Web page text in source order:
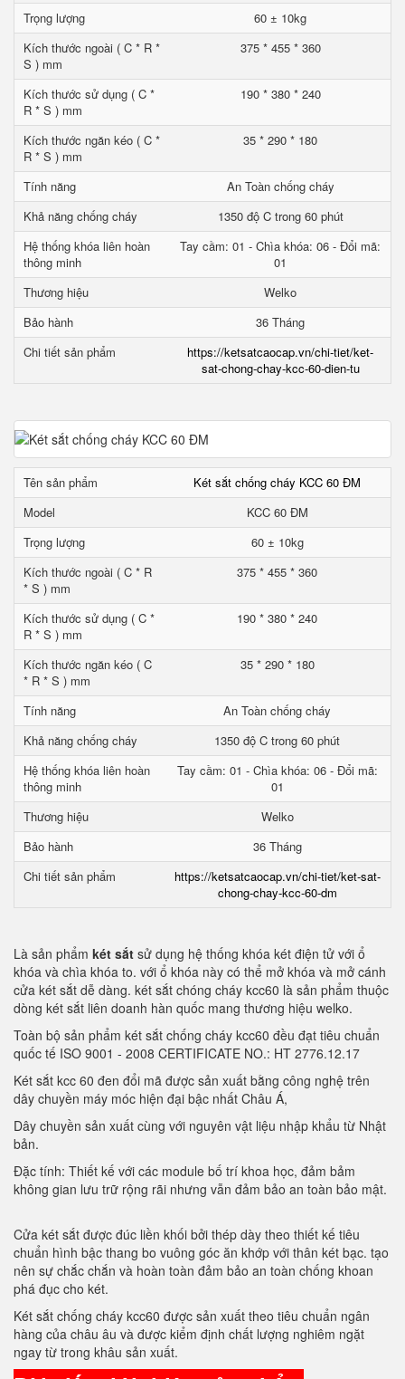
Trọng lượng
60 ± 10kg
Kích thước ngoài ( C * R *
S ) mm
375 * 455 * 360
Kích thước sử dụng ( C *
R * S ) mm
190 * 380 * 240
Kích thước ngăn kéo ( C *
R * S ) mm
35 * 290 * 180
Tính năng
An Toàn chống cháy
Khả năng chống cháy
1350 độ C trong 60 phút
Hệ thống khóa liên hoàn
thông minh
Tay cầm: 01 - Chìa khóa: 06 - Đổi mã:
01
Thương hiệu
Welko
Bảo hành
36 Tháng
Chi tiết sản phẩm
https://ketsatcaocap.vn/chi-tiet/ket-
sat-chong-chay-kcc-60-dien-tu
Tên sản phẩm
Két sắt chống cháy KCC 60 ĐM
Model
KCC 60 ĐM
Trọng lượng
60 ± 10kg
Kích thước ngoài ( C * R
* S ) mm
375 * 455 * 360
Kích thước sử dụng ( C *
R * S ) mm
190 * 380 * 240
Kích thước ngăn kéo ( C
* R * S ) mm
35 * 290 * 180
Tính năng
An Toàn chống cháy
Khả năng chống cháy
1350 độ C trong 60 phút
Hệ thống khóa liên hoàn
thông minh
Tay cầm: 01 - Chìa khóa: 06 - Đổi mã:
01
Thương hiệu
Welko
Bảo hành
36 Tháng
Chi tiết sản phẩm
https://ketsatcaocap.vn/chi-tiet/ket-sat-
chong-chay-kcc-60-dm
Là sản phẩm két sắt sử dụng hệ thống khóa két điện tử với ổ
khóa và chìa khóa to. với ổ khóa này có thể mở khóa và mở cánh
cửa két sắt dễ dàng. két sắt chóng cháy kcc60 là sản phẩm thuộc
dòng két sắt liên doanh hàn quốc mang thương hiệu welko.
Toàn bộ sản phẩm két sắt chống cháy kcc60 đều đạt tiêu chuẩn
quốc tế ISO 9001 - 2008 CERTIFICATE NO.: HT 2776.12.17
Két sắt kcc 60 đen đổi mã được sản xuất bằng công nghệ trên
dây chuyền máy móc hiện đại bậc nhất Châu Á,
Dây chuyền sản xuất cùng với nguyên vật liệu nhập khẩu từ Nhật
bản.
Đặc tính: Thiết kế với các module bố trí khoa học, đảm bảm
không gian lưu trữ rộng rãi nhưng vẫn đảm bảo an toàn bảo mật.
Cửa két sắt được đúc liền khối bởi thép dày theo thiết kế tiêu
chuẩn hình bậc thang bo vuông góc ăn khớp với thân két bạc. tạo
nên sự chắc chắn và hoàn toàn đảm bảo an toàn chống khoan
phá đục cho két.
Két sắt chống cháy kcc60 được sản xuất theo tiêu chuẩn ngân
hàng của châu âu và được kiểm định chất lượng nghiêm ngặt
ngay từ trong khâu sản xuất.